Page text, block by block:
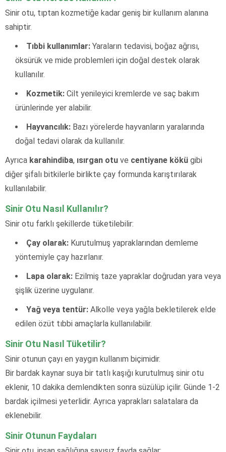
Sinir otu, tıptan kozmetiğe kadar geniş bir kullanım alanına
sahiptir.
Tıbbi kullanımlar: Yaraların tedavisi, boğaz ağrısı,
öksürük ve mide problemleri için doğal destek olarak
kullanılır.
Kozmetik: Cilt yenileyici kremlerde ve saç bakım
ürünlerinde yer alabilir.
Hayvancılık: Bazı yörelerde hayvanların yaralarında
doğal tedavi olarak da kullanılır.
Ayrıca karahindiba, ısırgan otu ve centiyane kökü gibi
diğer şifalı bitkilerle birlikte çay formunda karıştırılarak
kullanılabilir.
Sinir Otu Nasıl Kullanılır?
Sinir otu farklı şekillerde tüketilebilir:
Çay olarak: Kurutulmuş yapraklarından demleme
yöntemiyle çay hazırlanır.
Lapa olarak: Ezilmiş taze yapraklar doğrudan yara veya
şişlik üzerine uygulanır.
Yağ veya tentür: Alkolle veya yağla bekletilerek elde
edilen özüt tıbbi amaçlarla kullanılabilir.
Sinir Otu Nasıl Tüketilir?
Sinir otunun çayı en yaygın kullanım biçimidir.
Bir bardak kaynar suya bir tatlı kaşığı kurutulmuş sinir otu
eklenir, 10 dakika demlendikten sonra süzülüp içilir. Günde 1-2
bardak içilmesi yeterlidir. Ayrıca yaprakları salatalara da
eklenebilir.
Sinir Otunun Faydaları